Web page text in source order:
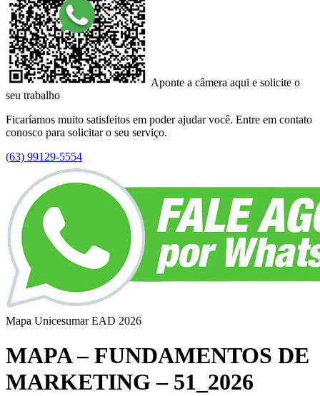
Aponte a câmera aqui e solicite o
seu trabalho
Ficaríamos muito satisfeitos em poder ajudar você. Entre em contato
conosco para solicitar o seu serviço.
(63) 99129-5554
Mapa Unicesumar EAD 2026
MAPA – FUNDAMENTOS DE
MARKETING – 51_2026